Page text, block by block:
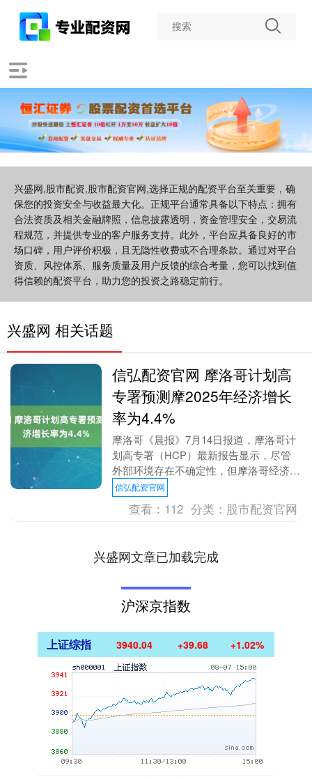
兴盛网,股市配资,股市配资官网,选择正规的配资平台至关重要，确
保您的投资安全与收益最大化。正规平台通常具备以下特点：拥有
合法资质及相关金融牌照，信息披露透明，资金管理安全，交易流
程规范，并提供专业的客户服务支持。此外，平台应具备良好的市
场口碑，用户评价积极，且无隐性收费或不合理条款。通过对平台
资质、风控体系、服务质量及用户反馈的综合考量，您可以找到值
得信赖的配资平台，助力您的投资之路稳定前行。
兴盛网 相关话题
信弘配资官网 摩洛哥计划高
专署预测摩2025年经济增长
率为4.4%
摩洛哥《晨报》7月14日报道，摩洛哥计
划高专署（HCP）最新报告显示，尽管
外部环境存在不确定性，但摩洛哥经济仍
将保持稳健增长，预计2025年增速达
4.4%，20....
信弘配资官网
查看： 112 分类： 股市配资官网
兴盛网文章已加载完成
沪深京指数
上证综指 3940.04 +39.68 +1.02%